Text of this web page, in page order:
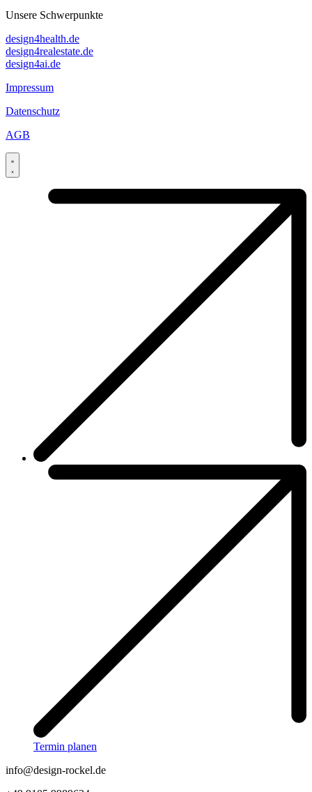
Unsere Schwerpunkte
design4health.de
design4realestate.de
design4ai.de
Impressum
Datenschutz
AGB
Termin planen
info@design-rockel.de